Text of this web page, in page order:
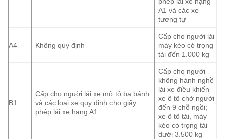
A1 và các xe
tương tự
A4 Không quy định
Cấp cho người lái
máy kéo có trọng
tải đến 1.000 kg
B1
Cấp cho người lái xe mô tô ba bánh
và các loại xe quy định cho giấy
phép lái xe hạng A1
Cấp cho người
không hành nghề
lái xe điều khiển
xe ô tô chở người
đến 9 chỗ ngồi;
xe ô tô tải, máy
kéo có trọng tải
dưới 3.500 kg